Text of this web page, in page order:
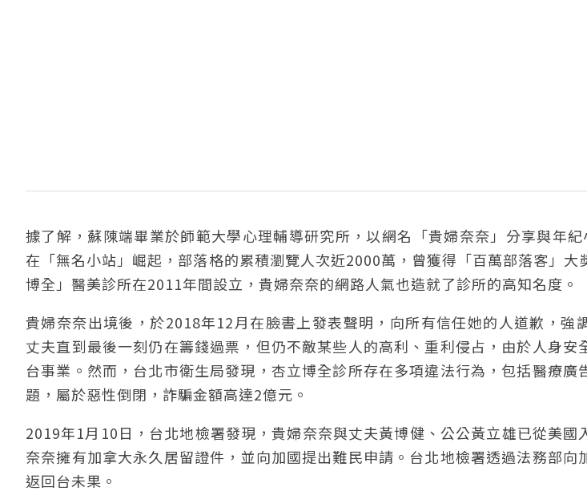
據了解，蘇陳端畢業於師範大學心理輔導研究所，以網名「貴婦奈奈」分享與年紀
在「無名小站」崛起，部落格的累積瀏覽人次近2000萬，曾獲得「百萬部落客」大
博全」醫美診所在2011年間設立，貴婦奈奈的網路人氣也造就了診所的高知名度。
貴婦奈奈出境後，於2018年12月在臉書上發表聲明，向所有信任她的人道歉，強
丈夫直到最後一刻仍在籌錢過票，但仍不敵某些人的高利、重利侵占，由於人身安
台事業。然而，台北市衛生局發現，杏立博全診所存在多項違法行為，包括醫療廣
題，屬於惡性倒閉，詐騙金額高達2億元。
2019年1月10日，台北地檢署發現，貴婦奈奈與丈夫黃博健、公公黃立雄已從美國
奈奈擁有加拿大永久居留證件，並向加國提出難民申請。台北地檢署透過法務部向
返回台未果。